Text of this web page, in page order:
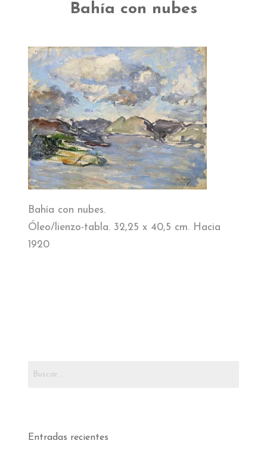
J. GARNELO
PUBLICACIONES
INFORMACIÓN
AMIGOS DEL MUSEO
Bahía con nubes
Bahía con nubes.
Óleo/lienzo-tabla. 32,25 x 40,5 cm. Hacia
1920
Entradas recientes